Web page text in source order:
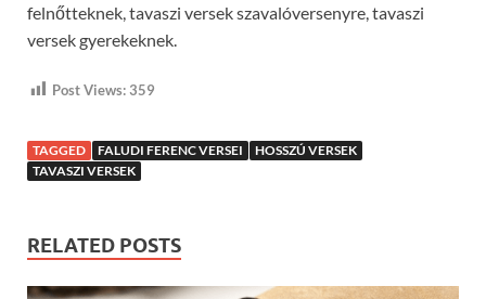
felnőtteknek, tavaszi versek szavalóversenyre, tavaszi
versek gyerekeknek.
Post Views:359
TAGGED FALUDI FERENC VERSEI
HOSSZÚ VERSEK
TAVASZI VERSEK
RELATED POSTS